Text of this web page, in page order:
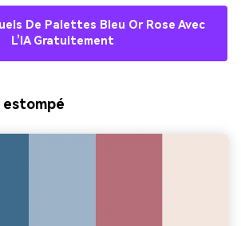
De Palettes Bleu Or Rose Avec
L’IA Gratuitement